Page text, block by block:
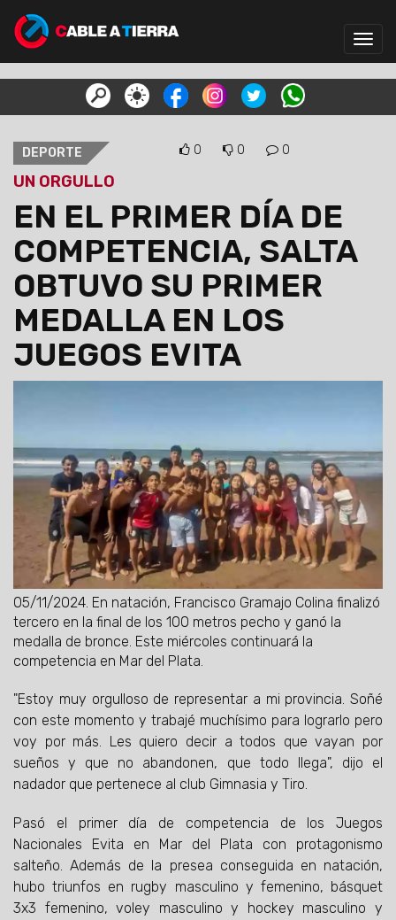
DEPORTE 0 0 0
UN ORGULLO
EN EL PRIMER DÍA DE
COMPETENCIA, SALTA
OBTUVO SU PRIMER
MEDALLA EN LOS
JUEGOS EVITA
05/11/2024. En natación, Francisco Gramajo Colina finalizó
tercero en la final de los 100 metros pecho y ganó la
medalla de bronce. Este miércoles continuará la
competencia en Mar del Plata.
"Estoy muy orgulloso de representar a mi provincia. Soñé
con este momento y trabajé muchísimo para lograrlo pero
voy por más. Les quiero decir a todos que vayan por
sueños y que no abandonen, que todo llega", dijo el
nadador que pertenece al club Gimnasia y Tiro.
Pasó el primer día de competencia de los Juegos
Nacionales Evita en Mar del Plata con protagonismo
salteño. Además de la presea conseguida en natación,
hubo triunfos en rugby masculino y femenino, básquet
3x3 femenino, voley masculino y hockey masculino y